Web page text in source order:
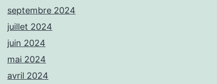
septembre 2024
juillet 2024
juin 2024
mai 2024
avril 2024